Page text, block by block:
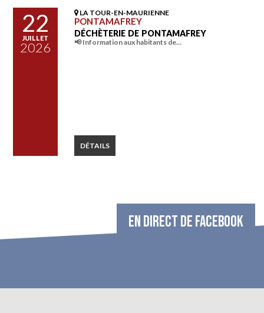
22
JUILLET
2026
LA TOUR-EN-MAURIENNE
PONTAMAFREY
DÉCHÈTERIE DE PONTAMAFREY
📢 Information aux habitants de…
DÉTAILS
EN DIRECT DE FACEBOOK